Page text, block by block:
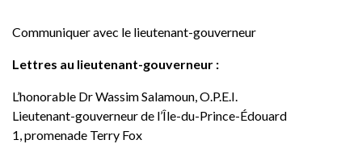
Histoire
Honneurs
récompenses
Nouvelles
Communiquer avec le lieutenant-gouverneur
Lettres au lieutenant-gouverneur :
L’honorable Dr Wassim Salamoun, O.P.E.I.
Lieutenant-gouverneur de l’Île-du-Prince-Édouard
1, promenade Terry Fox